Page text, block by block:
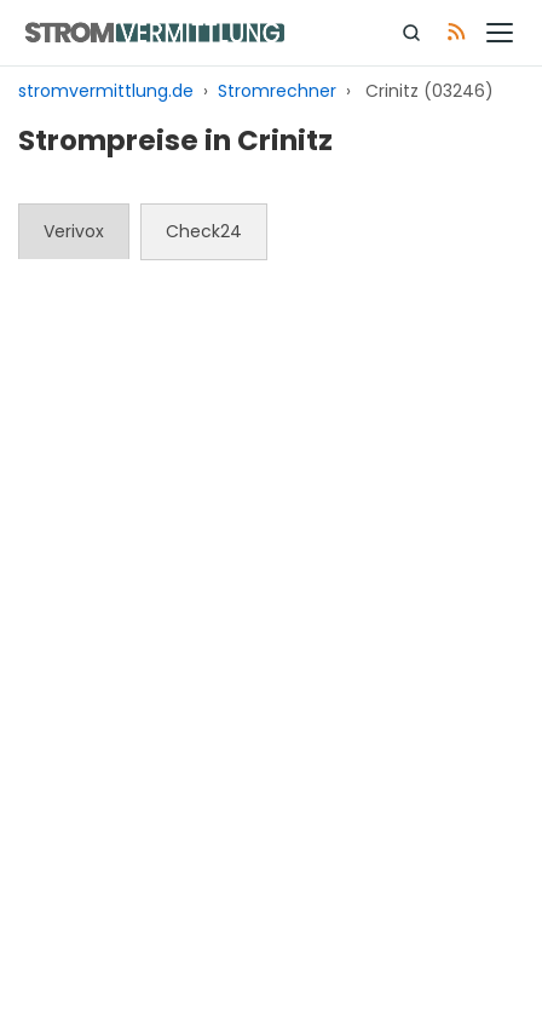
Inhalt
springen
stromvermittlung.de › Stromrechner › Crinitz (03246)
Strompreise in Crinitz
Verivox Check24